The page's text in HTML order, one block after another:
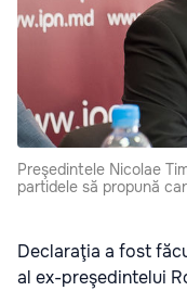
Preşedintele Nicolae
partidele să propună
Declaraţia a fost
al ex-preşedintelui